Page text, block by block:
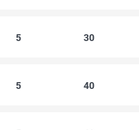
5 30
5 40